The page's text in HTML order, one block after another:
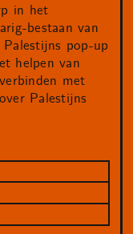
in het
bestaan van
pop-up
helpen van
met
Palestijns